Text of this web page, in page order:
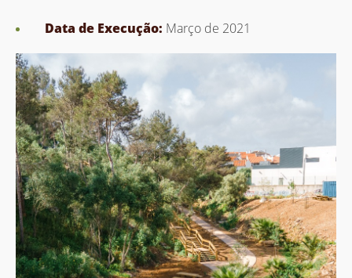
Data de Execução: Março de 2021